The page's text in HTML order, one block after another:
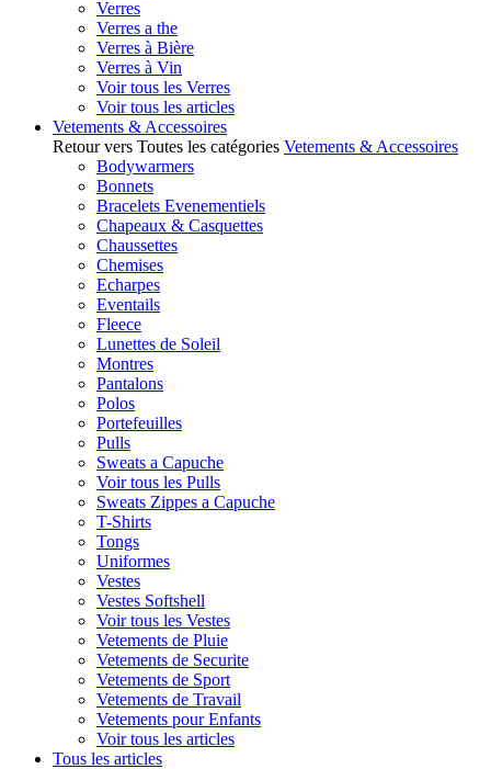
Verres
Verres a the
Verres à Bière
Verres à Vin
Voir tous les Verres
Voir tous les articles
Vetements & Accessoires
Retour vers Toutes les catégories Vetements & Accessoires
Bodywarmers
Bonnets
Bracelets Evenementiels
Chapeaux & Casquettes
Chaussettes
Chemises
Echarpes
Eventails
Fleece
Lunettes de Soleil
Montres
Pantalons
Polos
Portefeuilles
Pulls
Sweats a Capuche
Voir tous les Pulls
Sweats Zippes a Capuche
T-Shirts
Tongs
Uniformes
Vestes
Vestes Softshell
Voir tous les Vestes
Vetements de Pluie
Vetements de Securite
Vetements de Sport
Vetements de Travail
Vetements pour Enfants
Voir tous les articles
Tous les articles